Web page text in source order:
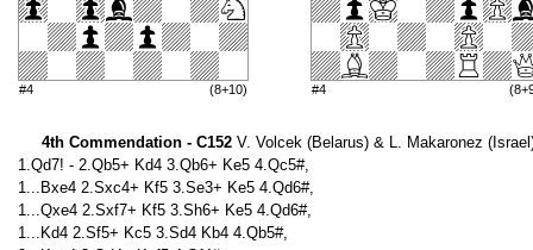
#4 (8+10) #4
4th Commendation - C152 V. Volcek (Belarus) & L. Makaronez
1.Qd7! - 2.Qb5+ Kd4 3.Qb6+ Ke5 4.Qc5#,
1...Bxe4 2.Sxc4+ Kf5 3.Se3+ Ke5 4.Qd6#,
1...Qxe4 2.Sxf7+ Kf5 3.Sh6+ Ke5 4.Qd6#,
1...Kd4 2.Sf5+ Kc5 3.Sd4 Kb4 4.Qb5#,